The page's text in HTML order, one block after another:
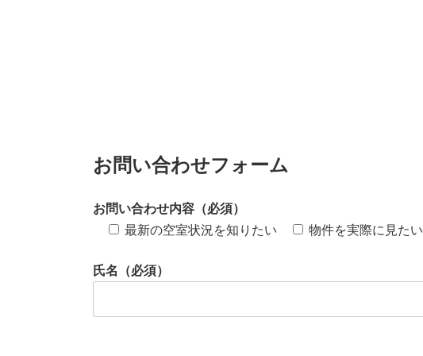
お問い合わせフォーム
お問い合わせ内容（必須）
最新の空室状況を知りたい
物件を実際に見たい
氏名（必須）